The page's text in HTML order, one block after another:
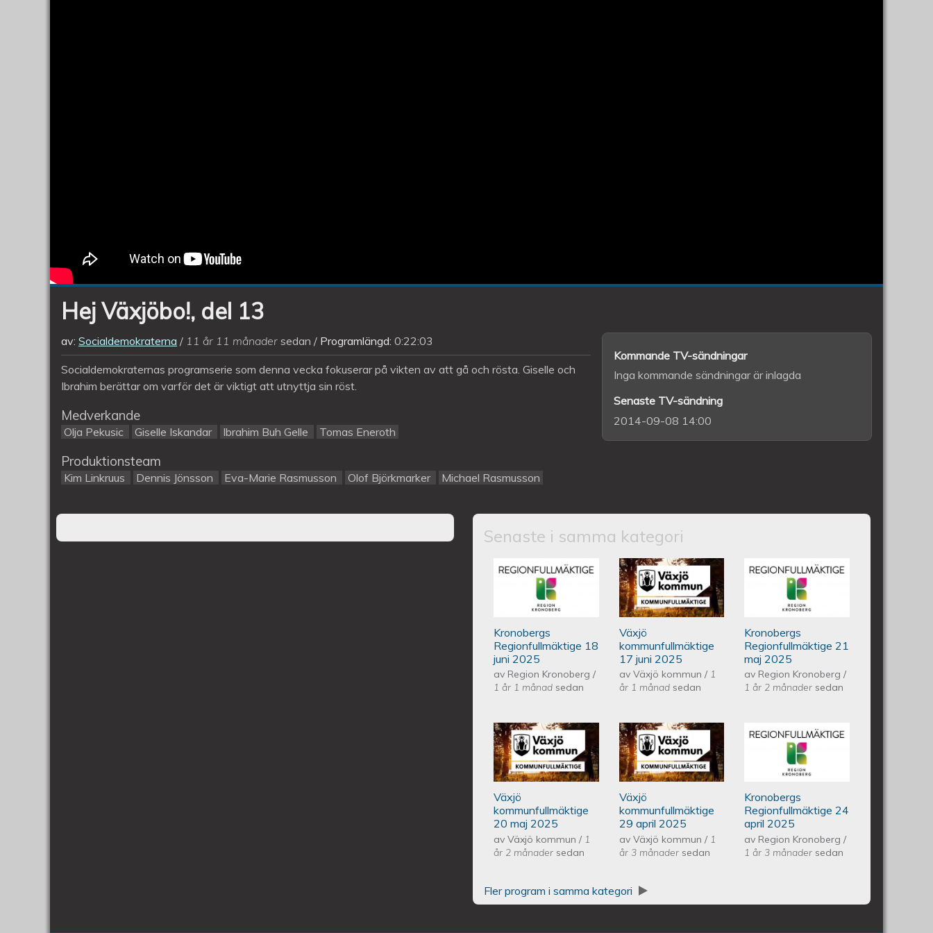
Hej Växjöbo!, del 13
av: Socialdemokraterna 11 år 11 månader sedan Programlängd: 0:22:03
Socialdemokraternas programserie som denna vecka fokuserar på vikten av att gå och rösta. Giselle och
Ibrahim berättar om varför det är viktigt att utnyttja sin röst.
Medverkande
Olja Pekusic Giselle Iskandar Ibrahim Buh Gelle Tomas Eneroth
Produktionsteam
Kim Linkruus Dennis Jönsson Eva-Marie Rasmusson Olof Björkmarker Michael Rasmusson
Kommande TV-sändningar
Inga kommande sändningar är inlagda
Senaste TV-sändning
2014-09-08 14:00
Senaste i samma kategori
Kronobergs regionfullmäktige 18 juni 2025
Kronobergs
Regionfullmäktige 18
juni 2025
av Region Kronoberg/
1 år 1 månad sedan
Växjös kommunfullmäktige 17
juni 2025
Växjö
kommunfullmäktige
17 juni 2025
av Växjö kommun / 1
år 1 månadsedan
Kronobergs
regionfullmäktige
21 maj 2025
Kronobergs
Regionfullmäktige 21
maj 2025
av Region Kronoberg/
1 år 2 månader sedan
Växjös kommunfullmäktige 20 maj 2025
Växjö
kommunfullmäktige
20 maj 2025
avVäxjö kommun/ 1
år 2 månader sedan
Växjös kommunfullmäktige 29
april 2025
Växjö
kommunfullmäktige
29 april 2025
av Växjö kommun / 1
år 3 månadersedan
Kronobergs
regionfullmäktige
24 april 2025
Kronobergs
Regionfullmäktige 24
april 2025
av Region Kronoberg/
1 år 3 månader sedan
Fler program i samma kategori